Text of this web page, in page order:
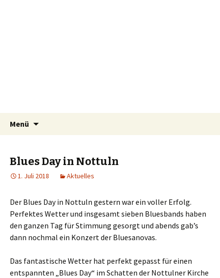
Menü
Blues Day in Nottuln
1. Juli 2018 Aktuelles
Der Blues Day in Nottuln gestern war ein voller Erfolg.
Perfektes Wetter und insgesamt sieben Bluesbands haben
den ganzen Tag für Stimmung gesorgt und abends gab’s
dann nochmal ein Konzert der Bluesanovas.
Das fantastische Wetter hat perfekt gepasst für einen
entspannten „Blues Day“ im Schatten der Nottulner Kirche